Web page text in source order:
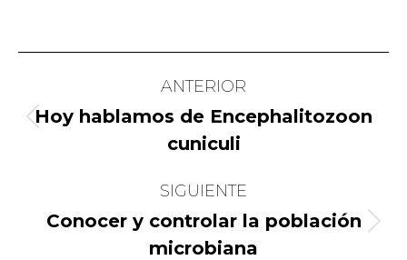
entre
publicaciones
ANTERIOR
Publicación
Hoy hablamos de Encephalitozoon
cuniculi
SIGUIENTE
Publicación
Conocer y controlar la población
microbiana